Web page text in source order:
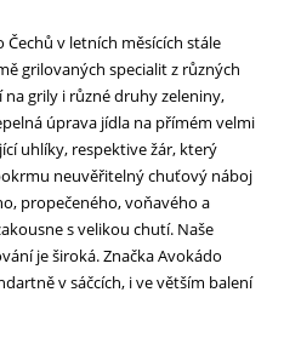
v letních měsících stále
grilovaných specialit z různých
grily i různé druhy zeleniny,
úprava jídla na přímém velmi
uhlíky, respektive žár, který
neuvěřitelný chuťový náboj
propečeného, voňavého a
s velikou chutí. Naše
je široká. Značka Avokádo
v sáčcích, i ve větším balení